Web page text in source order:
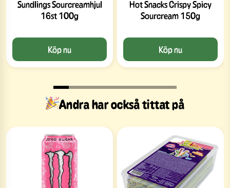
Sundlings Sourcreamhjul
16st 100g
Köp nu
Hot Snacks Crispy Spicy
Sourcream 150g
Köp nu
Andra har också tittat på